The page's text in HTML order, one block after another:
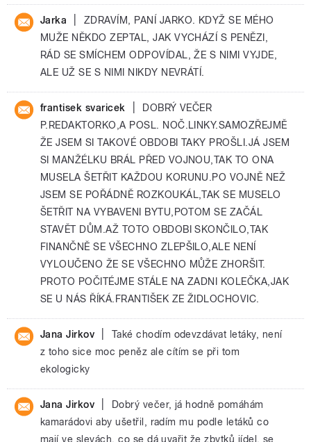
Jarka
ZDRAVÍM, PANÍ JARKO. KDYŽ SE MÉHO
MUŽE NĚKDO ZEPTAL, JAK VYCHÁZÍ S PENĚZI,
RÁD SE SMÍCHEM ODPOVÍDAL, ŽE S NIMI VYJDE,
ALE UŽ SE S NIMI NIKDY NEVRÁTÍ.
frantisek svaricek
DOBRÝ VEČER
P.REDAKTORKO,A POSL. NOČ.LINKY.SAMOZŘEJMĚ
ŽE JSEM SI TAKOVÉ OBDOBI TAKY PROŠLI.JÁ JSEM
SI MANŽÉLKU BRÁL PŘED VOJNOU,TAK TO ONA
MUSELA ŠETŘIT KAŽDOU KORUNU.PO VOJNĚ NEŽ
JSEM SE POŘÁDNĚ ROZKOUKÁL,TAK SE MUSELO
ŠETŘIT NA VYBAVENI BYTU,POTOM SE ZAČÁL
STAVĚT DŮM.AŽ TOTO OBDOBI SKONČILO,TAK
FINANČNĚ SE VŠECHNO ZLEPŠILO,ALE NENÍ
VYLOUČENO ŽE SE VŠECHNO MŮŽE ZHORŠIT.
PROTO POČITÉJME STÁLE NA ZADNI KOLEČKA,JAK
SE U NÁS ŘÍKÁ.FRANTIŠEK ZE ŽIDLOCHOVIC.
Jana Jirkov
Také chodím odevzdávat letáky, není
z toho sice moc peněz ale cítím se při tom
ekologicky
Jana Jirkov
Dobrý večer, já hodně pomáhám
kamarádovi aby ušetřil, radím mu podle letáků co
mají ve slevách, co se dá uvařit že zbytků jídel, se